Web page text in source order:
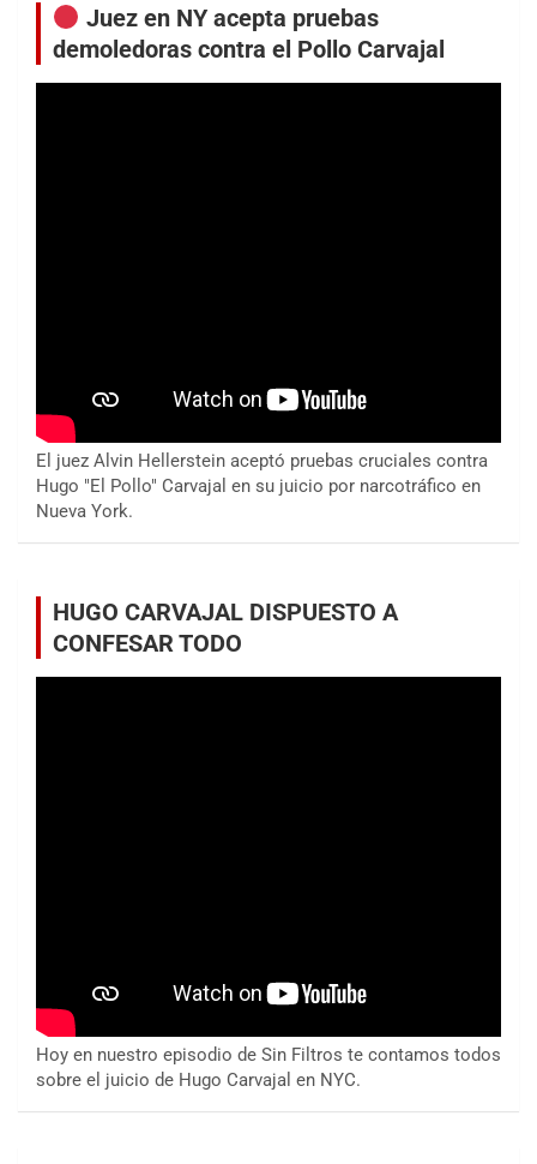
Juez en NY acepta pruebas
demoledoras contra el Pollo Carvajal
El juez Alvin Hellerstein aceptó pruebas cruciales contra
Hugo "El Pollo" Carvajal en su juicio por narcotráfico en
Nueva York.
HUGO CARVAJAL DISPUESTO A
CONFESAR TODO
Hoy en nuestro episodio de Sin Filtros te contamos todos
sobre el juicio de Hugo Carvajal en NYC.